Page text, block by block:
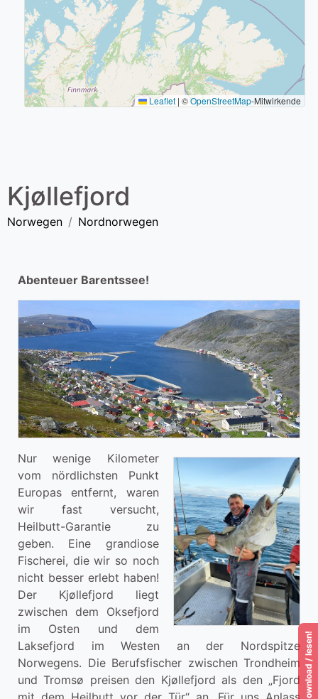
Leaflet | ©OpenStreetMap-Mitwirkende
Kjøllefjord
Norwegen Nordnorwegen
Abenteuer Barentssee!
Nur wenige Kilometer
vom nördlichsten Punkt
Europas entfernt, waren
wir fast versucht,
Heilbutt-Garantie zu
geben. Eine grandiose
Fischerei, die wir so noch
nicht besser erlebt haben!
Der Kjøllefjord liegt
zwischen dem Oksefjord
im Osten und dem
Laksefjord im Westen an der Nordspitze
Norwegens. Die Berufsfischer zwischen Trondheim
und Tromsø preisen den Kjøllefjord als den „Fjord